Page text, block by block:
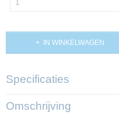
IN WINKELWAGEN
Specificaties
Productcode
PP02002-1
Omschrijving